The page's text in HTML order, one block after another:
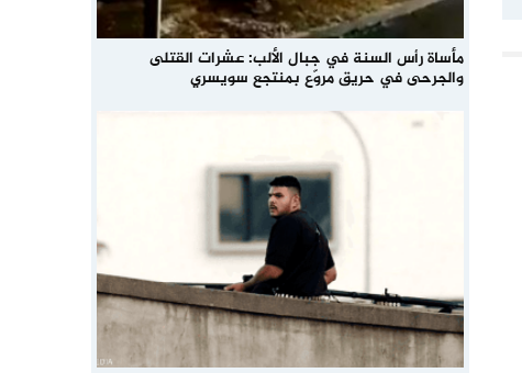
مأساة رأس السنة في جبال الألب: عشرات القتلى
والجرحى في حريق مروّع بمنتجع سويسري